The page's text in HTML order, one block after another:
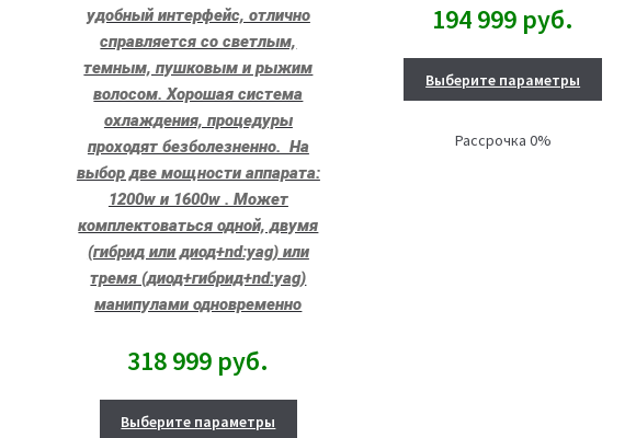
удобный интерфейс, отлично
справляется со светлым,
темным, пушковым и рыжим
волосом. Хорошая система
охлаждения, процедуры
проходят безболезненно. На
выбор две мощности аппарата:
1200w и 1600w . Может
комплектоваться одной, двумя
(гибрид или диод+nd:yag) или
тремя (диод+гибрид+nd:yag)
манипулами одновременно
318 999 руб.
Выберите параметры
194 999 руб.
Выберите параметры
Рассрочка 0%